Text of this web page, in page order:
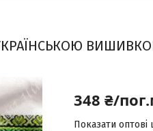
348 ₴/
Показати оптові